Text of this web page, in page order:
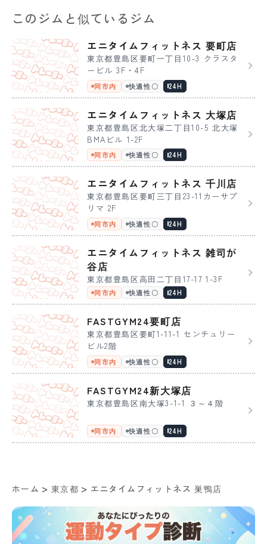
このジムと似ているジム
エニタイムフィットネス 要町店
東京都豊島区要町一丁目10-3 クラスタ
ービル 3F・4F
同市内 快適性〇 24H
エニタイムフィットネス 大塚店
東京都豊島区北大塚二丁目10-5 北大塚
BMAビル 1-2F
同市内 快適性〇 24H
エニタイムフィットネス 千川店
東京都豊島区要町三丁目23-11カーサプ
リマ 2F
同市内 快適性〇 24H
エニタイムフィットネス 雑司が
谷店
東京都豊島区高田二丁目17-17 1-3F
同市内 快適性〇 24H
FASTGYM24要町店
東京都豊島区要町1-11-1 センチュリー
ビル2階
同市内 快適性〇 24H
FASTGYM24新大塚店
東京都豊島区南大塚3-1-1 ３～４階
同市内 快適性〇 24H
ホーム > 東京都 > エニタイムフィットネス 巣鴨店